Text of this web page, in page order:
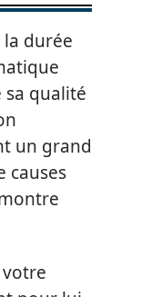
durée
qualité
un grand
causes
votre